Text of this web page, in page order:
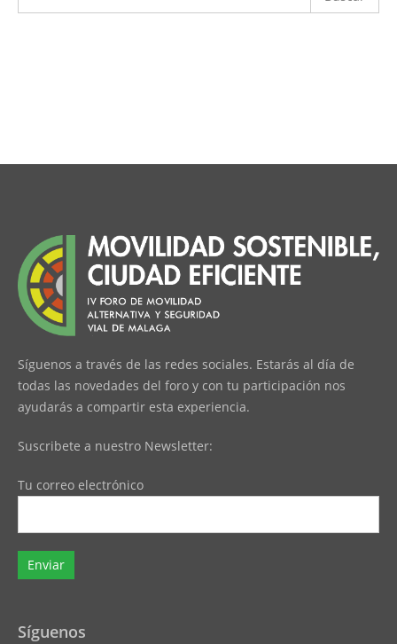
Síguenos a través de las redes sociales. Estarás al día de
todas las novedades del foro y con tu participación nos
ayudarás a compartir esta experiencia.
Suscribete a nuestro Newsletter:
Tu correo electrónico
Síguenos